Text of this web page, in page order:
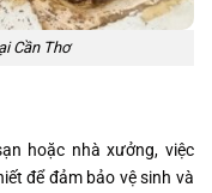
Cần Thơ
hoặc nhà xưởng, việc
để đảm bảo vệ sinh và